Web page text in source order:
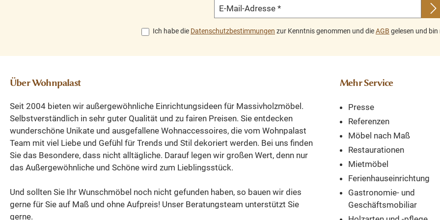
Massivholz
82 cm. Tiefe: 47 cm.
Abmessungen: Höhe:
cm; Tiefe: 47 cm
nach Hause liefern
Tiefe: 46
E-Mail-Adresse *
Ich habe die Datenschutzbestimmungen zur Kenntnis genommen und dieAGB gelesen und
Über Wohnpalast
Seit 2004 bieten wir außergewöhnliche Einrichtungsideen für Massivholzmöbel.
Selbstverständlich in sehr guter Qualität und zu fairen Preisen. Sie entdecken
wunderschöne Unikate und ausgefallene Wohnaccessoires, die vom Wohnpalast
Team mit viel Liebe und Gefühl für Trends und Stil dekoriert werden. Bei uns finden
Sie das Besondere, dass nicht alltägliche. Darauf legen wir großen Wert, denn nur
das Außergewöhnliche und Schöne wird zum Lieblingsstück.
Und sollten Sie Ihr Wunschmöbel noch nicht gefunden haben, so bauen wir dies
gerne für Sie auf Maß und ohne Aufpreis! Unser Beratungsteam unterstützt Sie
gerne.
Mehr Service
Presse
Referenzen
Möbel nach Maß
Restaurationen
Mietmöbel
Ferienhauseinrichtung
Gastronomie- und
Geschäftsmobiliar